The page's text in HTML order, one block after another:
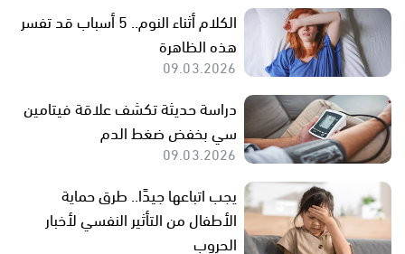
الكلام أثناء النوم.. 5 أسباب قد تفسر
هذه الظاهرة
09.03.2026
دراسة حديثة تكشف علاقة فيتامين
سي بخفض ضغط الدم
09.03.2026
يجب اتباعها جيدًا.. طرق حماية
الأطفال من التأثير النفسي لأخبار
الحروب